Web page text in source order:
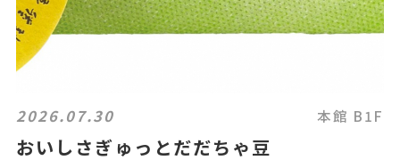
2026.07.30 本館 B1F
おいしさぎゅっとだだちゃ豆